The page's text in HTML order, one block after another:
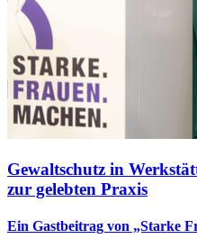
Gewaltschutz in
zur gelebten Praxis
Ein Gastbeitrag von „Starke